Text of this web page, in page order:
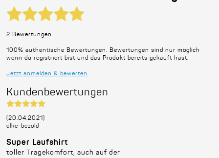
2 Bewertungen
100% authentische Bewertungen. Bewertungen sind nur möglich
wenn du registriert bist und das Produkt bereits gekauft hast.
Jetzt anmelden & bewerten
Kundenbewertungen
(20.04.2021)
elke-bezold
Super Laufshirt
toller Tragekomfort, auch auf der